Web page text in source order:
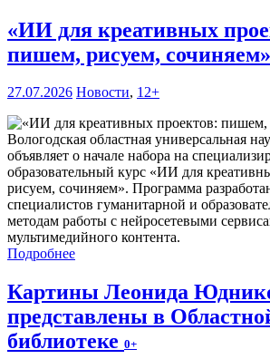
«ИИ для креативных
пишем, рисуем, сочиняем»
27.07.2026 Новости, 12+
Вологодская областная универсальная
объявляет о начале набора на
образовательный курс «ИИ для
рисуем, сочиняем». Программа
специалистов гуманитарной и
методам работы с нейросетевыми
мультимедийного контента.
Подробнее
Картины Леонида
представлены в
библиотеке 0+